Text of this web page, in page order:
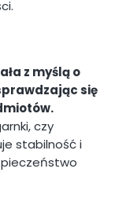
z myślą o
się
czy
stabilność i